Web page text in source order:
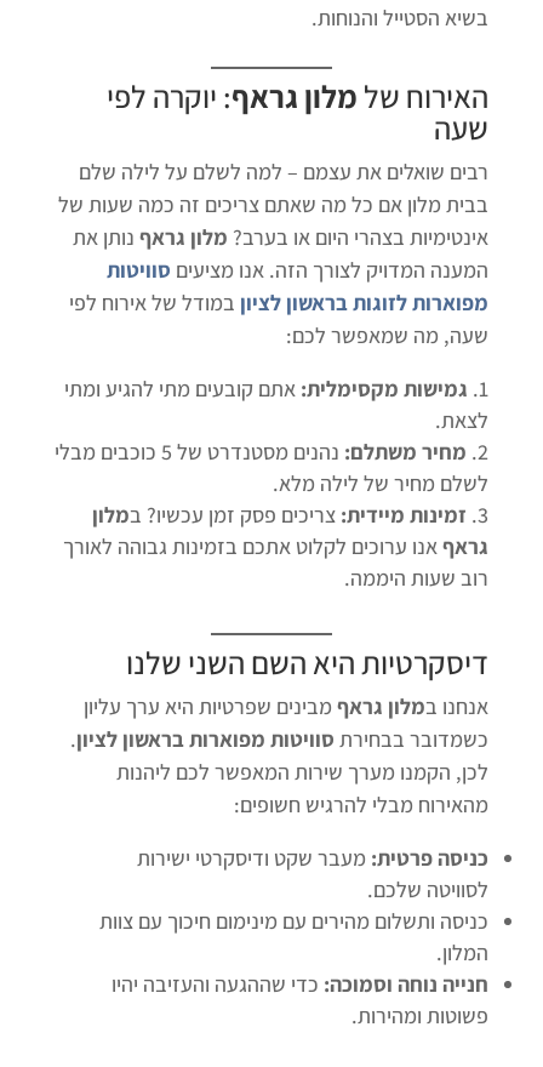
בשיא הסטייל והנוחות.
האירוח של מלון גראף: יוקרה לפי
שעה
רבים שואלים את עצמם – למה לשלם על לילה שלם
בבית מלון אם כל מה שאתם צריכים זה כמה שעות של
אינטימיות בצהרי היום או בערב? מלון גראףנותן את
המענה המדויק לצורך הזה. אנו מציעים סוויטות
מפוארות לזוגות בראשון לציון במודל של אירוח לפי
שעה, מה שמאפשר לכם:
גמישות מקסימלית: אתם קובעים מתי להגיע ומתי
לצאת.
מחיר משתלם:
נהנים מסטנדרט של 5 כוכבים מבלי
לשלם מחיר של לילה מלא.
זמינות מיידית: צריכים פסק זמן עכשיו? במלון
גראףאנו ערוכים לקלוט אתכם בזמינות גבוהה לאורך
רוב שעות היממה.
דיסקרטיות היא השם השני שלנו
אנחנו במלון גראףמבינים שפרטיות היא ערך עליון
כשמדובר בבחירת סוויטות מפוארות בראשון לציון.
לכן, הקמנו מערך שירות המאפשר לכם ליהנות
מהאירוח מבלי להרגיש חשופים:
כניסה פרטית: מעבר שקט ודיסקרטי ישירות
לסוויטה שלכם.
כניסה ותשלום מהירים עם מינימום חיכוך עם צוות
המלון.
חנייה נוחה וסמוכה: כדי שההגעה והעזיבה יהיו
פשוטות ומהירות.